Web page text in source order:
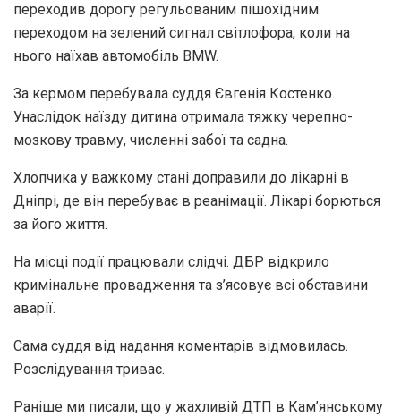
переходив дорогу регульованим пішохідним
переходом на зелений сигнал світлофора, коли на
нього наїхав автомобіль BMW.
За кермом перебувала суддя Євгенія Костенко.
Унаслідок наїзду дитина отримала тяжку черепно-
мозкову травму, численні забої та садна.
Хлопчика у важкому стані доправили до лікарні в
Дніпрі, де він перебуває в реанімації. Лікарі борються
за його життя.
На місці події працювали слідчі. ДБР відкрило
кримінальне провадження та з’ясовує всі обставини
аварії.
Сама суддя від надання коментарів відмовилась.
Розслідування триває.
Раніше ми писали, що у жахливій ДТП в Кам’янському